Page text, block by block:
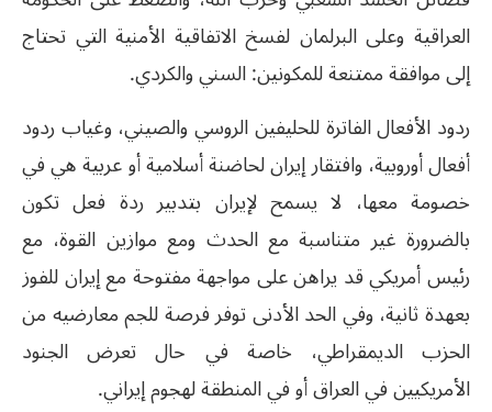
العراقية وعلى البرلمان لفسخ الاتفاقية الأمنية التي تحتاج
إلى موافقة ممتنعة للمكونين: السني والكردي.
ردود الأفعال الفاترة للحليفين الروسي والصيني، وغياب ردود
أفعال أوروبية، وافتقار إيران لحاضنة أسلامية أو عربية هي في
خصومة معها، لا يسمح لإيران بتدبير ردة فعل تكون
بالضرورة غير متناسبة مع الحدث ومع موازين القوة، مع
رئيس أمريكي قد يراهن على مواجهة مفتوحة مع إيران للفوز
بعهدة ثانية، وفي الحد الأدنى توفر فرصة للجم معارضيه من
الحزب الديمقراطي، خاصة في حال تعرض الجنود
الأمريكيين في العراق أو في المنطقة لهجوم إيراني.